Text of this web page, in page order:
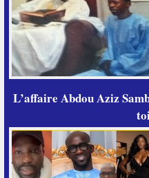
L’affaire Abdou Aziz